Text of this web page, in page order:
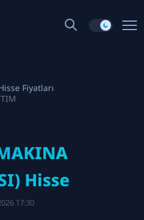
Fiyatları
Hisse
17:30